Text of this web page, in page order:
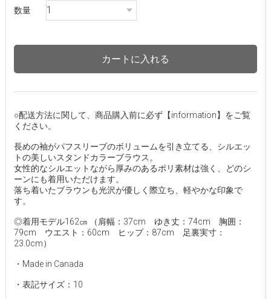
数量
カートに入れる
○配送方法に関して、商品購入前に必ず【information】をご覧
ください。
長めの袖がパフスリーブのボリュームを引き立てる、シルエッ
トの美しいスタンドカラーブラウス。
女性的なシルエットながら厚みのあるポリ素材は強く、どのシ
ーンにも着用いただけます。
落ち着いたブラウンも光沢が優しく際立ち、軽やかな印象で
す。
◎着用モデル162㎝ （肩幅：37cm ゆき丈：74cm 胸囲：
79cm ウエスト：60cm ヒップ：87cm 足裏実寸：
23.0cm）
・Made in Canada
・表記サイズ：10